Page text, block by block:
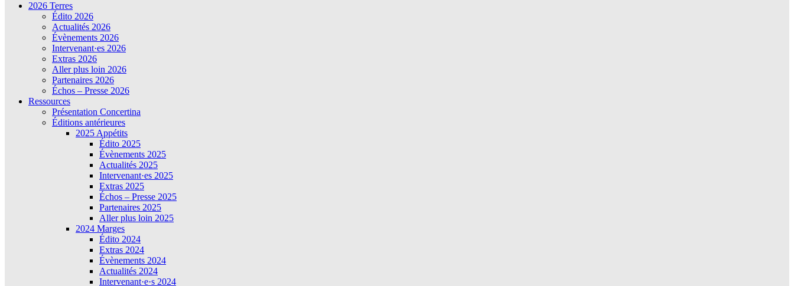
2026 Terres
Édito 2026
Actualités 2026
Évènements 2026
Intervenant·es 2026
Extras 2026
Aller plus loin 2026
Partenaires 2026
Échos – Presse 2026
Ressources
Présentation Concertina
Éditions antérieures
2025 Appétits
Édito 2025
Évènements 2025
Actualités 2025
Intervenant·es 2025
Extras 2025
Échos – Presse 2025
Partenaires 2025
Aller plus loin 2025
2024 Marges
Édito 2024
Extras 2024
Évènements 2024
Actualités 2024
Intervenant·e·s 2024